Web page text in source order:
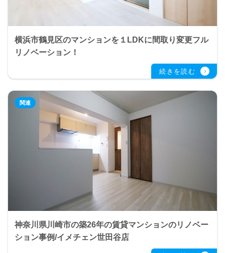
横浜市鶴見区のマンションを１LDKに間取り変更フル
リノベーション！
神奈川県川崎市の築26年の賃貸マンションのリノベー
ション事例/イメチェン世田谷店